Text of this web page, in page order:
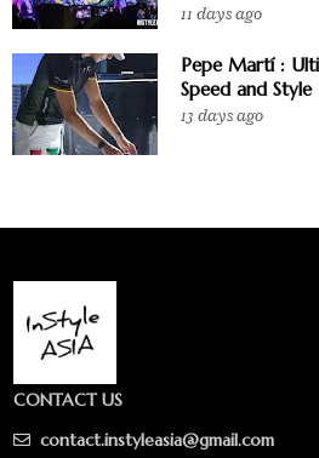
11 days ago
Pepe Martí :
Speed and Style
13 days ago
CONTACT US
contact.instyleasia@gmail.com